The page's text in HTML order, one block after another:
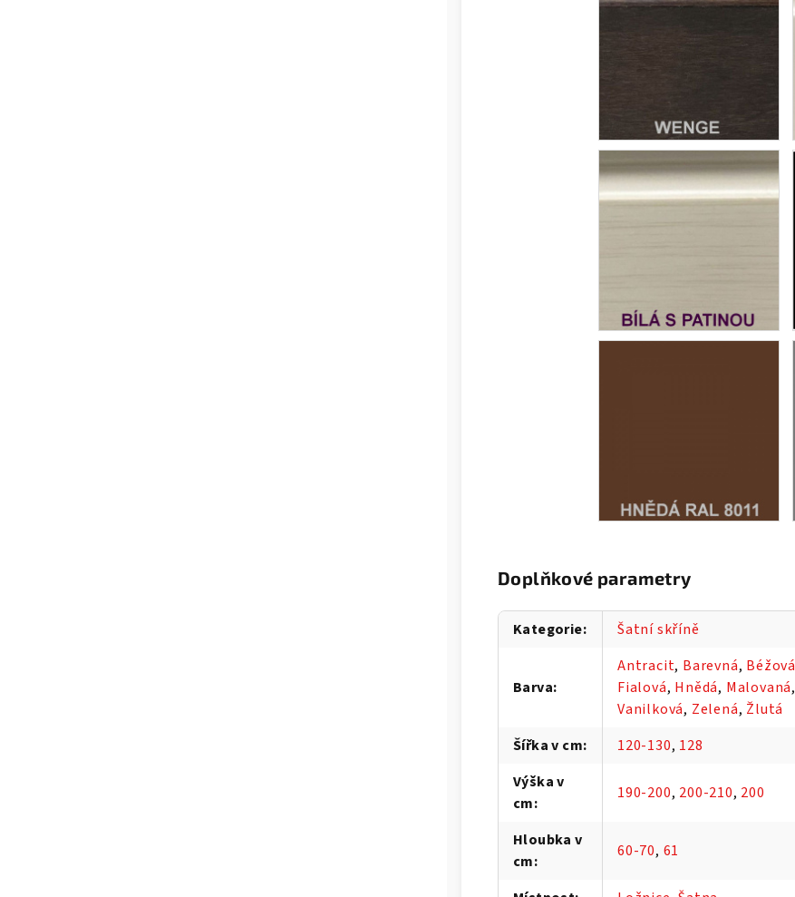
Doplňkové parametry
Kategorie: Šatní skříně
Barva:
Antracit, Barevná, Béžová
Fialová, Hnědá, Malovaná,
Vanilková, Zelená, Žlutá
Šířka v cm: 120-130, 128
Výška v
cm:
190-200, 200-210, 200
Hloubka v
cm:
60-70, 61